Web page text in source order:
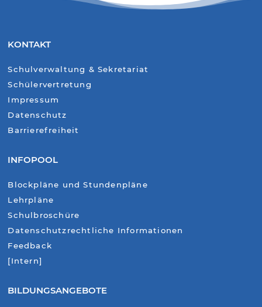
KONTAKT
Schulverwaltung & Sekretariat
Schülervertretung
Impressum
Datenschutz
Barrierefreiheit
INFOPOOL
Blockpläne und Stundenpläne
Lehrpläne
Schulbroschüre
Datenschutzrechtliche Informationen
Feedback
[Intern]
BILDUNGSANGEBOTE